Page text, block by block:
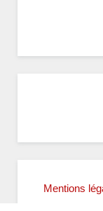
Mentions